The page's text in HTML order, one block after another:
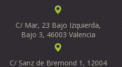
C/ Mar, 23 Bajo Izquierda,
Bajo 3, 46003 Valencia
C/ Sanz de Bremond 1, 12004